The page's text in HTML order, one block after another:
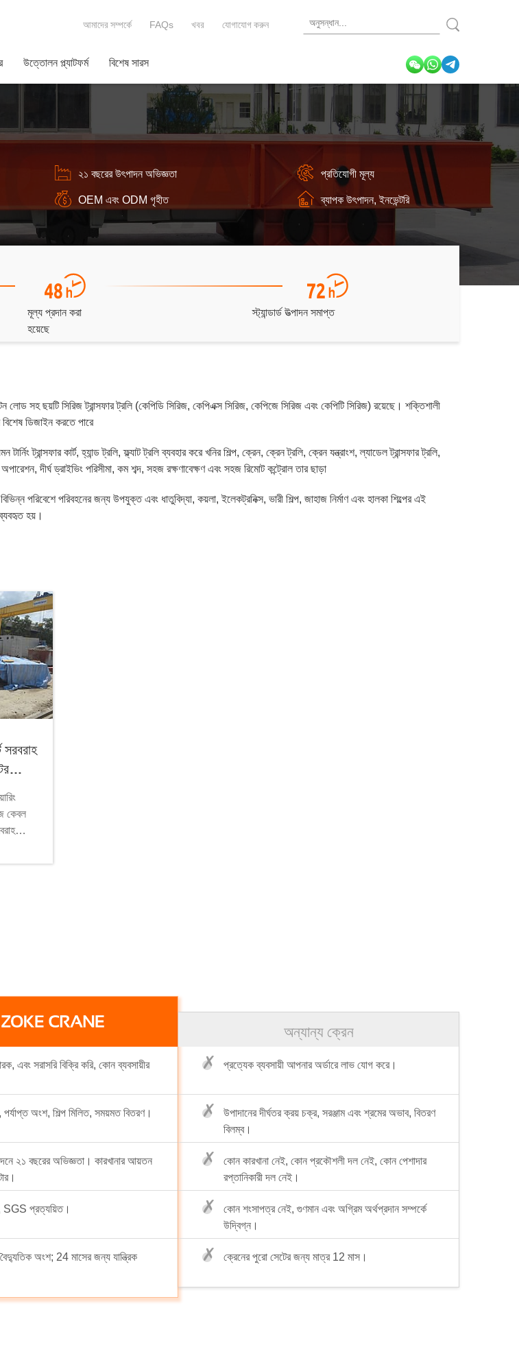
আমাদের সম্পর্কে FAQs খবর যোগাযোগ করুন
উত্তোলন প্ল্যাটফর্ম বিশেষ সারস
২১ বছরের উৎপাদন অভিজ্ঞতা
প্রতিযোগী মূল্য
OEM এবং ODM গৃহীত
ব্যাপক উৎপাদন, ইনভেন্টরি
মূল্য প্রদান করা
হয়েছে
স্ট্যান্ডার্ড উত্পাদন সমাপ্ত
লোড সহ ছয়টি সিরিজ ট্রান্সফার ট্রলি (কেপিডি সিরিজ, কেপিএক্স সিরিজ, কেপিজে সিরিজ এবং কেপিটি সিরিজ) রয়েছে। শক্তিশালী
ডিজাইন করতে পারে
টার্নিং ট্রান্সফার কার্ট, হ্যান্ড ট্রলি, ফ্ল্যাট ট্রলি ব্যবহার করে খনির শিল্প, ক্রেন, ক্রেন ট্রলি, ক্রেন যন্ত্রাংশ, ল্যাডেল ট্রান্সফার ট্রলি,
দীর্ঘ ড্রাইভিং পরিসীমা, কম শব্দ, সহজ রক্ষণাবেক্ষণ এবং সহজ রিমোট কন্ট্রোল তার ছাড়া
বিভিন্ন পরিবেশে পরিবহনের জন্য উপযুক্ত এবং ধাতুবিদ্যা, কয়লা, ইলেকট্রনিক্স, ভারী শিল্প, জাহাজ নির্মাণ এবং হালকা শিল্পের এই
হয়।
সরবরাহ
কেবল
এবং
এবং সরাসরি বিক্রি করি, কোন ব্যবসায়ীর
পর্যাপ্ত অংশ, শিল্প মিলিত, সময়মত বিতরণ।
২১ বছরের অভিজ্ঞতা। কারখানার আয়তন
SGS প্রত্যয়িত।
অংশ; 24 মাসের জন্য যান্ত্রিক
অন্যান্য ক্রেন
প্রত্যেক ব্যবসায়ী আপনার অর্ডারে লাভ যোগ করে।
উপাদানের দীর্ঘতর ক্রয় চক্র, সরঞ্জাম এবং শ্রমের অভাব, বিতরণ
বিলম্ব।
কোন কারখানা নেই, কোন প্রকৌশলী দল নেই, কোন পেশাদার
রপ্তানিকারী দল নেই।
কোন শংসাপত্র নেই, গুণমান এবং অগ্রিম অর্থপ্রদান সম্পর্কে
উদ্বিগ্ন।
ক্রেনের পুরো সেটের জন্য মাত্র 12 মাস।